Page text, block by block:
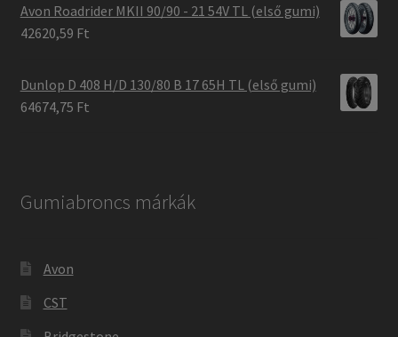
Avon Roadrider MKII 90/90 - 21 54V TL (első gumi)
42620,59 Ft
Dunlop D 408 H/D 130/80 B 17 65H TL (első gumi)
64674,75 Ft
Gumiabroncs márkák
Avon
CST